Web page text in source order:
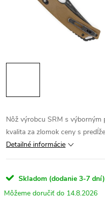
Nôž výrobcu SRM s výborným
kvalita za zlomok ceny s
Detailné informácie
Skladom (dodanie 3-7 dní)
14.8.2026